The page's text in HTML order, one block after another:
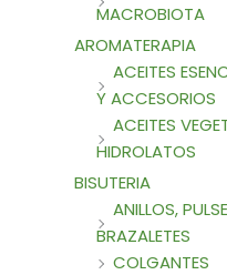
MACROBIOTA
AROMATERAPIA
ACEITES
Y ACCESORIOS
ACEITES
HIDROLATOS
BISUTERIA
ANILLOS,
BRAZALETES
COLGANTES